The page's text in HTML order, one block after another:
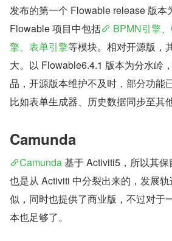
发布的第一个 Flowable release 版本
Flowable 项目中包括
BPMN引擎
擎、表单引擎等模块。相对开源版，
大。以 Flowable6.4.1 版本为分水岭
品，开源版本维护不及时，部分功能
比如表单生成器、历史数据同步至其
Camunda
Camunda 基于 Activiti5，所以其
也是从 Activiti 中分裂出来的，发展
似，同时也提供了商业版，不过对于
本也足够了。